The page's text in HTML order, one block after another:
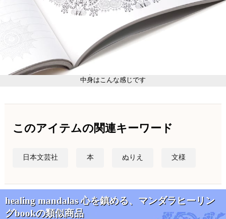
中身はこんな感じです
このアイテムの関連キーワード
日本文芸社 本 ぬりえ 文様
healing mandalas 心を鎮める、マンダラヒーリン
グbookの類似商品